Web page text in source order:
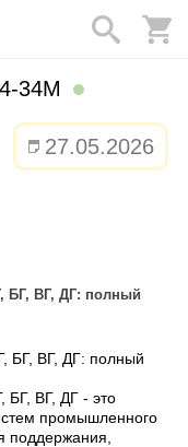
34М
27.05.2026
БГ, ВГ, ДГ: полный
БГ, ВГ, ДГ: полный
БГ, ВГ, ДГ - это
промышленного
поддержания,